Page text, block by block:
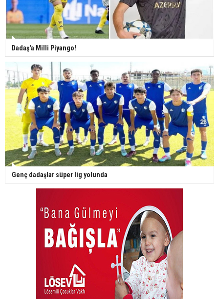
Dadaş'a Milli Piyango!
Genç dadaşlar süper lig yolunda